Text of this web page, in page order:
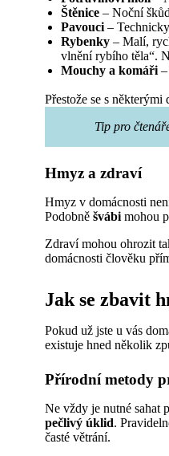
Štěnice – Noční
Pavouci –
Rybenky – Malí,
vlnění rybího těla“.
Mouchy a komáři
Přestože se s
Tip pro
Hmyz a zdraví
Hmyz v domácnosti
Podobně švábi mohou
Zdraví mohou ohrozit
domácnosti člověku
Jak se zbavit
Pokud už jste u vás
existuje hned několik
Přírodní metody
Ne vždy je nutné sahat
pečlivý úklid.
časté větrání.